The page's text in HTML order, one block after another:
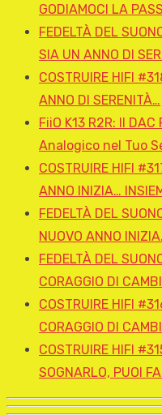
GODIAMOCI LA
FEDELTÀ DEL
SIA UN ANNO DI
COSTRUIRE HIFI
ANNO DI SERENITÀ…
FiiO K13 R2R: Il
Analogico nel Tuo
COSTRUIRE HIFI
ANNO INIZIA…
FEDELTÀ DEL
NUOVO ANNO
FEDELTÀ DEL
CORAGGIO DI
COSTRUIRE HIFI
CORAGGIO DI
COSTRUIRE HIFI
SOGNARLO, PUOI